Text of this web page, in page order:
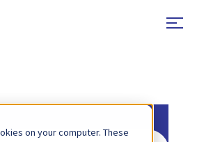
on your computer. These